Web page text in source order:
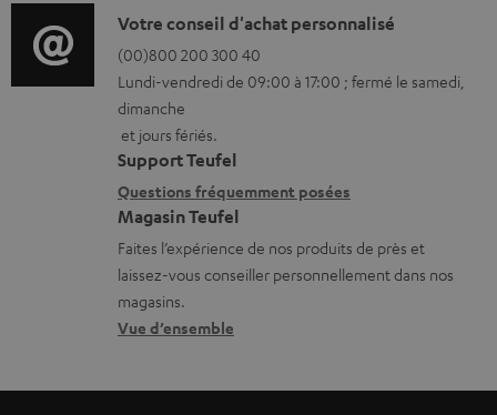
é
c
h
a
r
g
e
a
b
l
s
o
r
m
a
t
i
o
n
s
r
l
D
é
t
a
i
l
s
c
o
n
a
Votre conseil d'achat personnalisé
(00)800 200 300 40
Lundi-vendredi de 09:00 à 17:00 ; fermé le samedi,
dimanche
et jours fériés.
Support Teufel
Questions fréquemment posées
Magasin Teufel
Faites l’expérience de nos produits de près et
laissez-vous conseiller personnellement dans nos
magasins.
Vue d’ensemble